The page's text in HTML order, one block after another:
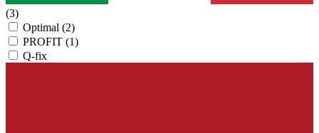
(3)
Optimal (2)
PROFIT (1)
Q-fix